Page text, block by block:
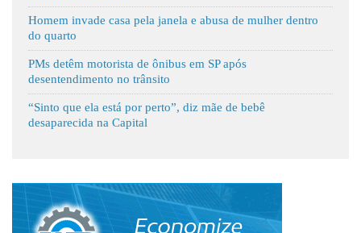
Homem invade casa pela janela e abusa de mulher dentro
do quarto
PMs detêm motorista de ônibus em SP após
desentendimento no trânsito
“Sinto que ela está por perto”, diz mãe de bebê
desaparecida na Capital